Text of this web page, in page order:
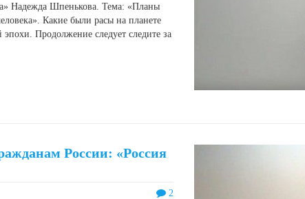
Надежда Шпенькова. Тема: «Планы
Какие были расы на планете
Продолжение следует следите за
России: «Россия
2